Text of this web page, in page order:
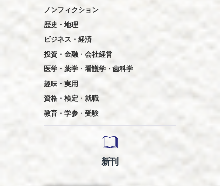
ノンフィクション
歴史・地理
ビジネス・経済
投資・金融・会社経営
医学・薬学・看護学・歯科学
趣味・実用
資格・検定・就職
教育・学参・受験
新刊